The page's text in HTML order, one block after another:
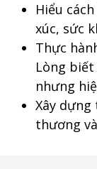
Hiểu
xúc, sức
Thực
Lòng
nhưng
Xây
thương